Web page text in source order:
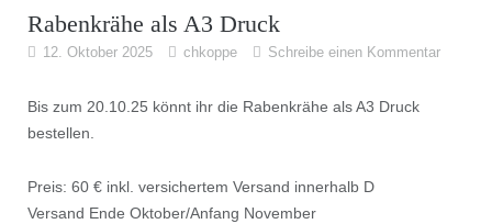
Rabenkrähe als A3 Druck
12. Oktober 2025 chkoppe Schreibe einen Kommentar
Bis zum 20.10.25 könnt ihr die Rabenkrähe als A3 Druck
bestellen.
Preis: 60 € inkl. versichertem Versand innerhalb D
Versand Ende Oktober/Anfang November